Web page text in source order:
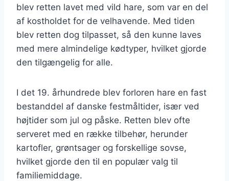
blev retten lavet med vild hare, som var en del
af kostholdet for de velhavende. Med tiden
blev retten dog tilpasset, så den kunne laves
med mere almindelige kødtyper, hvilket gjorde
den tilgængelig for alle.
I det 19. århundrede blev forloren hare en fast
bestanddel af danske festmåltider, især ved
højtider som jul og påske. Retten blev ofte
serveret med en række tilbehør, herunder
kartofler, grøntsager og forskellige sovse,
hvilket gjorde den til en populær valg til
familiemiddage.